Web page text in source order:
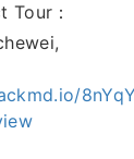
Tour：